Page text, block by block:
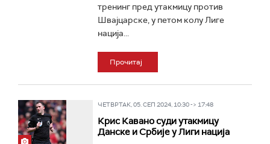
тренинг пред утакмицу против
Швајцарске, у петом колу Лиге
нација...
Прочитај
ЧЕТВРТАК, 05. СЕП 2024, 10:30 -> 17:48
Крис Кавано суди утакмицу
Данске и Србије у Лиги нација